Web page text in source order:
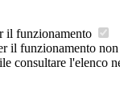
il funzionamento
il funzionamento non
consultare l'elenco